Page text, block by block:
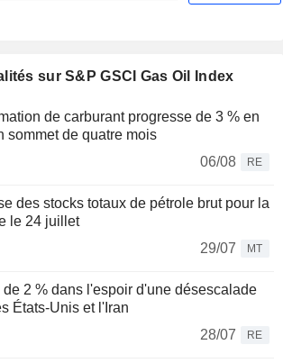
sur S&P GSCI Gas Oil Index
de carburant progresse de 3 % en
sommet de quatre mois
06/08
RE
des stocks totaux de pétrole brut pour la
le 24 juillet
29/07
MT
de 2 % dans l'espoir d'une désescalade
États-Unis et l'Iran
28/07
RE